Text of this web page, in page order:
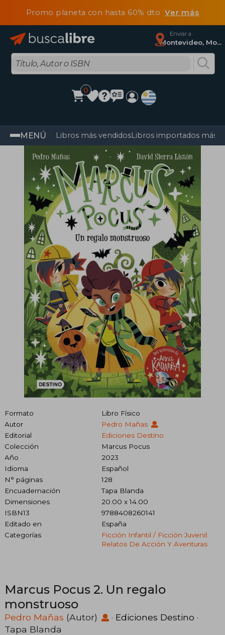
Promo planeta con hasta 60% dtoVer más
Enviar a
Montevideo, Montevideo
0
MENÚ Libros más vendidosLibros importados más
Formato
Libro Físico
Autor
Pedro Mañas
Editorial
Ediciones Destino
Colección
Marcus Pocus
Año
2023
Idioma
Español
N° páginas
128
Encuadernación
Tapa Blanda
Dimensiones
20.00 x 14.00
ISBN13
9788408260141
Editado en
España
Categorías
Ficción Infantil / Ficción Juvenil:
Relatos De Acción Y Aventuras
Marcus Pocus 2. Un regalo
monstruoso
Pedro Mañas (Autor) · Ediciones Destino ·
Tapa Blanda